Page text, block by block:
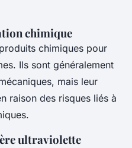
chimique
chimiques pour
Ils sont généralement
mais leur
raison des risques liés à
ultraviolette